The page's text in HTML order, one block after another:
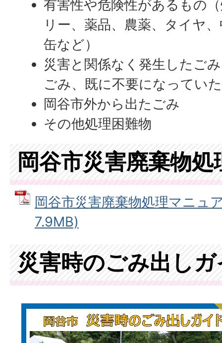
有害性や危険性があるもの
リー、薬品、農薬、タイヤ
缶など）
災害と関係なく発生したご
ごみ、既に不要になってい
岡谷市外から出たごみ
その他処理困難物
岡谷市災害廃棄物
岡谷市災害廃棄物処理マニュ
7.9MB)
災害時のごみ出し